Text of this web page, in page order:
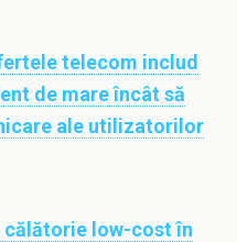
telecom includ
de mare încât să
ale utilizatorilor
călătorie low-cost în